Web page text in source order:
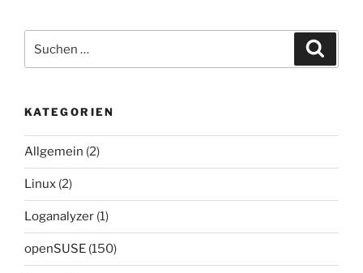
nach:
KATEGORIEN
Allgemein (2)
Linux (2)
Loganalyzer (1)
openSUSE (150)